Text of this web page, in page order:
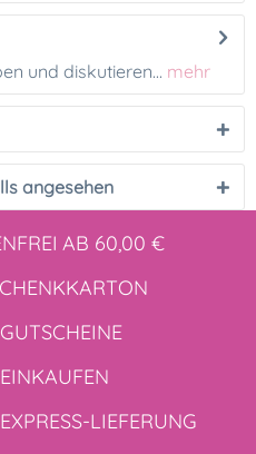
und diskutieren... mehr
angesehen
AB 60,00 €
GUTSCHEINE
EINKAUFEN
EXPRESS-LIEFERUNG